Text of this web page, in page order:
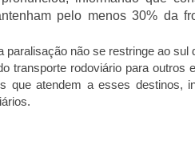
pelo menos 30% da
paralisação não se restringe ao
transporte rodoviário para
que atendem a esses destinos,